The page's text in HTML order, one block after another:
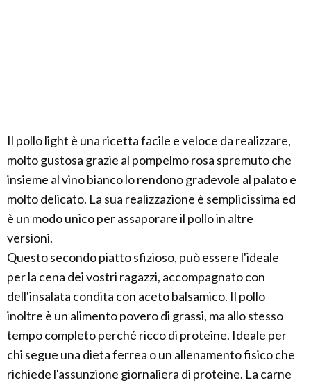
Il pollo light è una ricetta facile e veloce da realizzare,
molto gustosa grazie al pompelmo rosa spremuto che
insieme al vino bianco lo rendono gradevole al palato e
molto delicato. La sua realizzazione è semplicissima ed
è un modo unico per assaporare il pollo in altre
versioni.
Questo secondo piatto sfizioso, può essere l'ideale
per la cena dei vostri ragazzi, accompagnato con
dell'insalata condita con aceto balsamico. Il pollo
inoltre è un alimento povero di grassi, ma allo stesso
tempo completo perché ricco di proteine. Ideale per
chi segue una dieta ferrea o un allenamento fisico che
richiede l'assunzione giornaliera di proteine. La carne